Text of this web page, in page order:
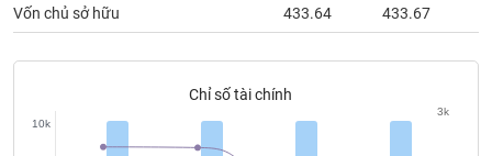
Vốn chủ sở hữu 433.64 433.67
Chỉ số tài chính
10k
3k
tài
chính